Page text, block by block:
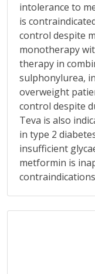
intolerance to
is
control despite
monotherapy
therapy in
sulphonylurea,
overweight
control despite
Teva is also
in type 2
insufficient
metformin is